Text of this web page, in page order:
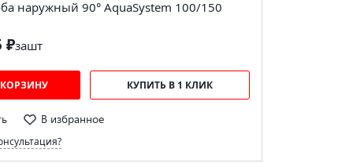
наружный 90° AquaSystem 100/150
₽зашт
КУПИТЬ В 1 КЛИК
В избранное